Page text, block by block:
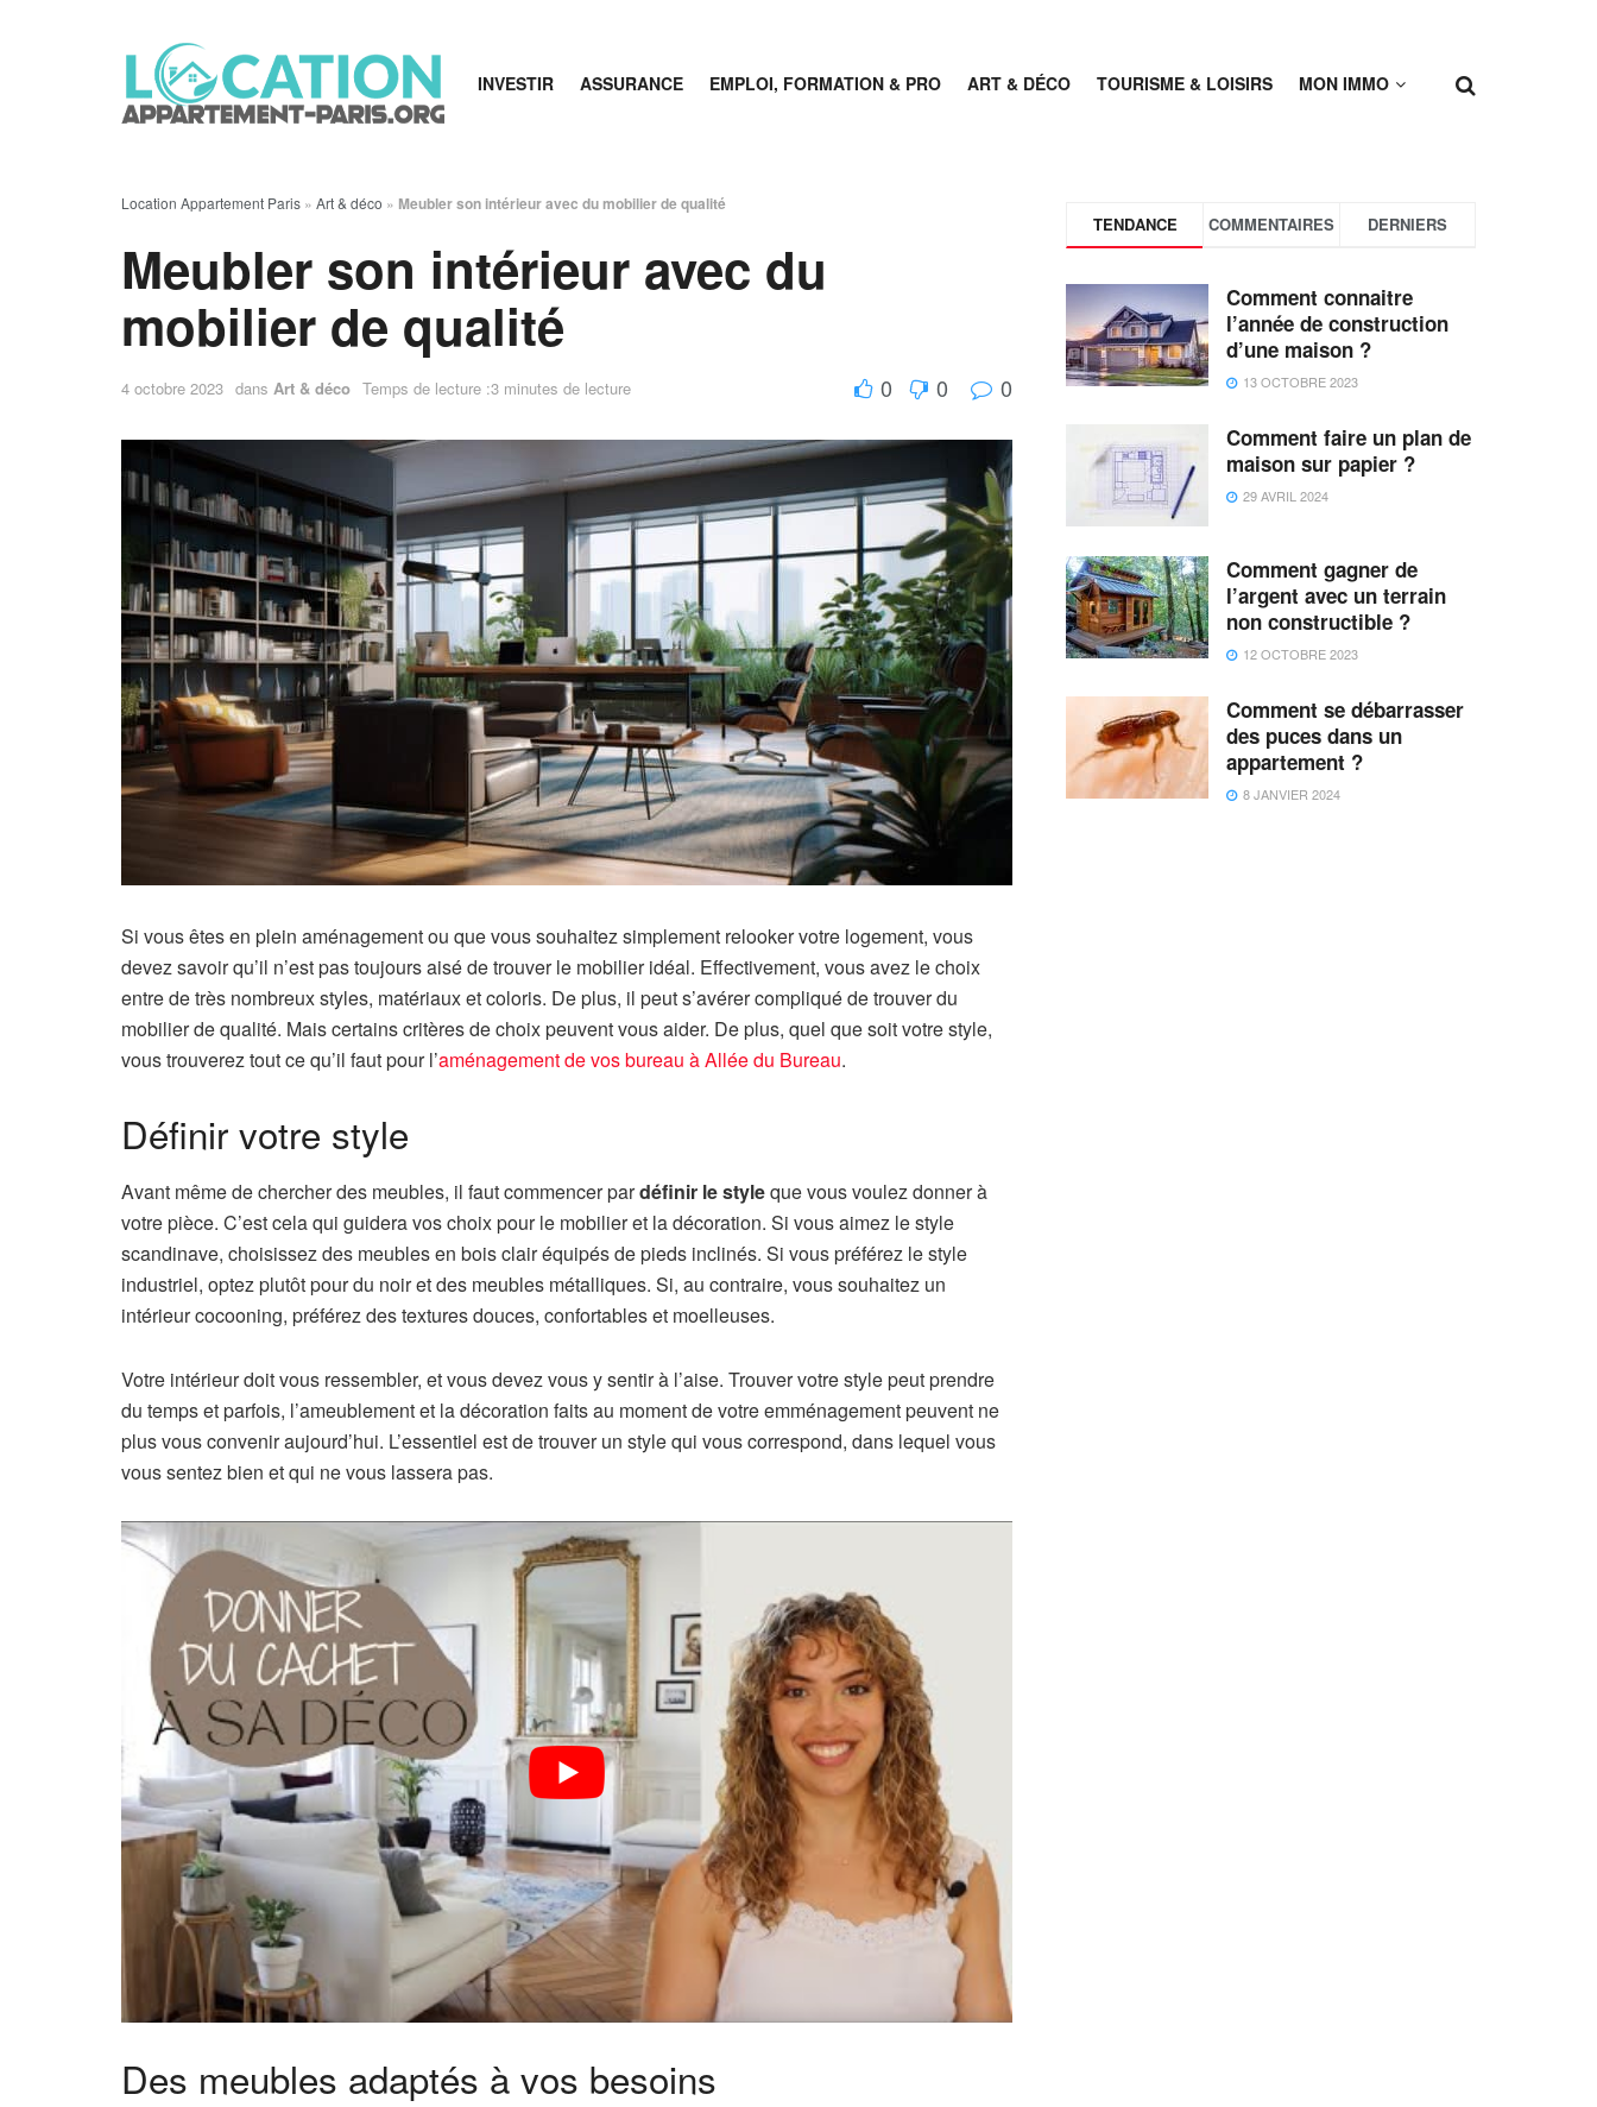
INVESTIR ASSURANCE EMPLOI, FORMATION & PRO ART & DÉCO TOURISME & LOISIRS MON IMMO
Location Appartement Paris » Art & déco » Meubler son intérieur avec du mobilier de qualité
Meubler son intérieur avec du
mobilier de qualité
4 octobre 2023 dans Art & déco Temps de lecture :3 minutes de lecture 0 0 0
Si vous êtes en plein aménagement ou que vous souhaitez simplement relooker votre logement, vous
devez savoir qu’il n’est pas toujours aisé de trouver le mobilier idéal. Effectivement, vous avez le choix
entre de très nombreux styles, matériaux et coloris. De plus, il peut s’avérer compliqué de trouver du
mobilier de qualité. Mais certains critères de choix peuvent vous aider. De plus, quel que soit votre style,
vous trouverez tout ce qu’il faut pour l’aménagement de vos bureau à Allée du Bureau.
Définir votre style
Avant même de chercher des meubles, il faut commencer pardéfinir le styleque vous voulez donner à
votre pièce. C’est cela qui guidera vos choix pour le mobilier et la décoration. Si vous aimez le style
scandinave, choisissez des meubles en bois clair équipés de pieds inclinés. Si vous préférez le style
industriel, optez plutôt pour du noir et des meubles métalliques. Si, au contraire, vous souhaitez un
intérieur cocooning, préférez des textures douces, confortables et moelleuses.
Votre intérieur doit vous ressembler, et vous devez vous y sentir à l’aise. Trouver votre style peut prendre
du temps et parfois, l’ameublement et la décoration faits au moment de votre emménagement peuvent ne
plus vous convenir aujourd’hui. L’essentiel est de trouver un style qui vous correspond, dans lequel vous
vous sentez bien et qui ne vous lassera pas.
Des meubles adaptés à vos besoins
TENDANCE COMMENTAIRES DERNIERS
Comment connaitre
l’année de construction
d’une maison ?
13 OCTOBRE 2023
Comment faire un plan de
maison sur papier ?
29 AVRIL 2024
Comment gagner de
l’argent avec un terrain
non constructible ?
12 OCTOBRE 2023
Comment se débarrasser
des puces dans un
appartement ?
8 JANVIER 2024